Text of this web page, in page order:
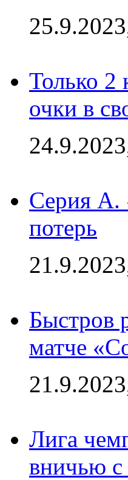
Только 2
очки в
Серия А.
потерь
Быстров
матче
Лига
вничью